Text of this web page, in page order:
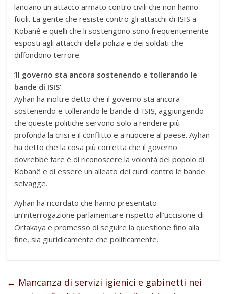
lanciano un attacco armato contro civili che non hanno
fucili. La gente che resiste contro gli attacchi di ISIS a
Kobanê e quelli che li sostengono sono frequentemente
esposti agli attacchi della polizia e dei soldati che
diffondono terrore.
‘Il governo sta ancora sostenendo e tollerando le
bande di ISIS’
Ayhan ha inoltre detto che il governo sta ancora
sostenendo e tollerando le bande di ISIS, aggiungendo
che queste politiche servono solo a rendere più
profonda la crisi e il conflitto e a nuocere al paese. Ayhan
ha detto che la cosa più corretta che il governo
dovrebbe fare è di riconoscere la volontà del popolo di
Kobanê e di essere un alleato dei curdi contro le bande
selvagge.
Ayhan ha ricordato che hanno presentato
un’interrogazione parlamentare rispetto all’uccisione di
Ortakaya e promesso di seguire la questione fino alla
fine, sia giuridicamente che politicamente.
← Mancanza di servizi igienici e gabinetti nei